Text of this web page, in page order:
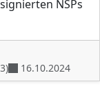
NSPs
16.10.2024